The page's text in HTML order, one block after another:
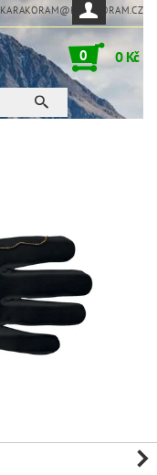
KARAKORAM@KARAKORAM.CZ
0 0 Kč